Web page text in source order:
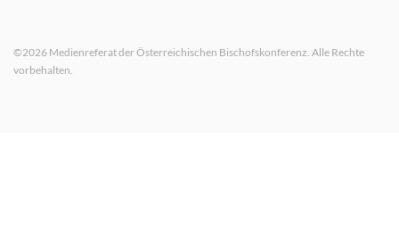
©2026 Medienreferat der Österreichischen Bischofskonferenz. Alle Rechte
vorbehalten.